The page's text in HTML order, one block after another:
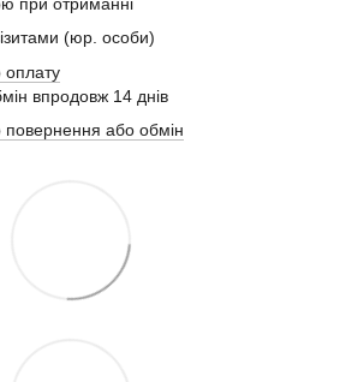
(юр. особи)
оплату
впродовж 14 днів
повернення або обмін